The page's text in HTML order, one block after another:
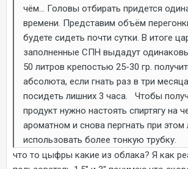
чём... Головы отбирать придется
времени. Представим объём
будете сидеть почти сутки. В итоге
заполненные СПН выдадут
50 литров крепостью 25-30 гр.
абсолюта, если гнать раз в три
посидеть лишних 3 часа. Чтобы
продукт нужно настоять спиртягу на
ароматном и снова пергнать при этом
использовать более тонкую трубку.
что то цыфры какие из облака? Я как